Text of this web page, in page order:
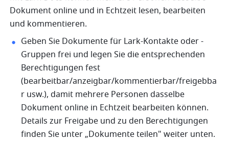
Dokument online und in Echtzeit lesen, bearbeiten
und kommentieren.
Geben Sie Dokumente für Lark-Kontakte oder -
Gruppen frei und legen Sie die entsprechenden
Berechtigungen fest
(bearbeitbar/anzeigbar/kommentierbar/freigebba
r usw.), damit mehrere Personen dasselbe
Dokument online in Echtzeit bearbeiten können.
Details zur Freigabe und zu den Berechtigungen
finden Sie unter „Dokumente teilen" weiter unten.